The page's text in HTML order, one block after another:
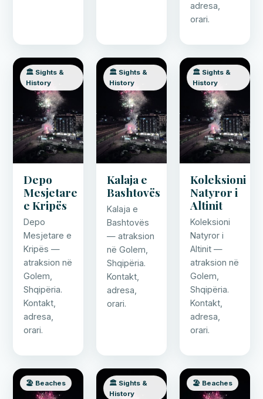
adresa,
orari.
🏛️ Sights &
History
Depo
Mesjetare
e Kripës
Depo
Mesjetare e
Kripës —
atraksion në
Golem,
Shqipëria.
Kontakt,
adresa,
orari.
🏛️ Sights &
History
Kalaja e
Bashtovës
Kalaja e
Bashtovës
— atraksion
në Golem,
Shqipëria.
Kontakt,
adresa,
orari.
🏛️ Sights &
History
Koleksioni
Natyror i
Altinit
Koleksioni
Natyror i
Altinit —
atraksion në
Golem,
Shqipëria.
Kontakt,
adresa,
orari.
🏖️ Beaches
🏛️ Sights &
History
🏖️ Beaches